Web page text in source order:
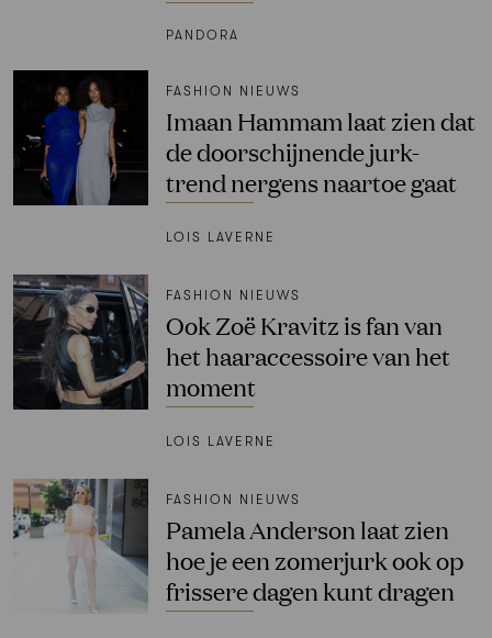
PANDORA
FASHION NIEUWS
Imaan Hammam laat zien dat
de doorschijnende jurk-
trend nergens naartoe gaat
LOIS LAVERNE
FASHION NIEUWS
Ook Zoë Kravitz is fan van
het haaraccessoire van het
moment
LOIS LAVERNE
FASHION NIEUWS
Pamela Anderson laat zien
hoe je een zomerjurk ook op
frissere dagen kunt dragen